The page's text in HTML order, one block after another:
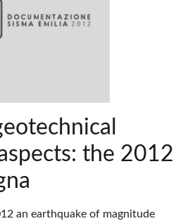
the 2012
an earthquake of magnitude